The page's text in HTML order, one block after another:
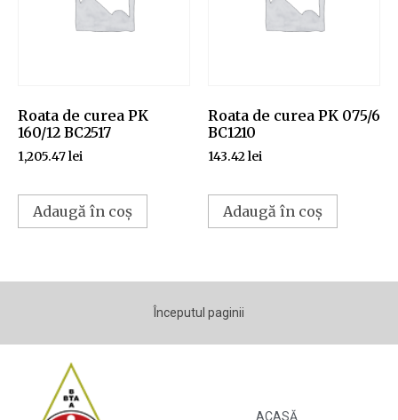
Roata de curea PK
160/12 BC2517
1,205.47lei
Adaugă în coș
Roata de curea PK 075/6
BC1210
143.42lei
Adaugă în coș
Începutul paginii
ACASĂ